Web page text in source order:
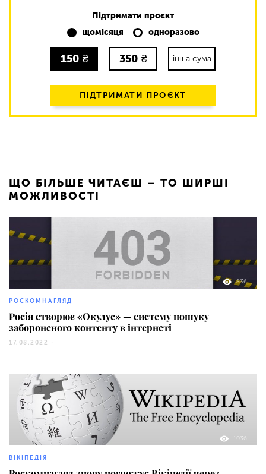
Підтримати проєкт
щомісяця
одноразово
150 ₴ 350 ₴ інша сума
ПІДТРИМАТИ ПРОЄКТ
ЩО БІЛЬШЕ ЧИТАЄШ – ТО ШИРШІ
МОЖЛИВОСТІ
836
РОСКОМНАГЛЯД
Росія створює «Окулус» — систему пошуку
забороненого контенту в інтернеті
17.08.2022 -
1036
ВІКІПЕДІЯ